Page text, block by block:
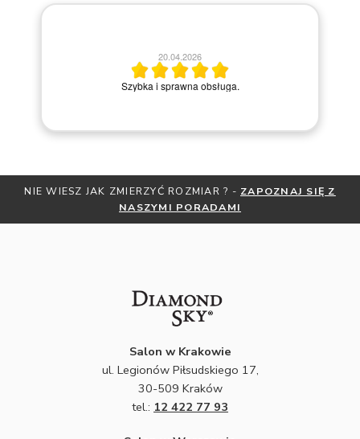
Miły kontakt telefoniczny z pracownikiem sklepu. Krok po
kroku prowadziła przez zakup pierścionka online.
NIE WIESZ JAK ZMIERZYĆ ROZMIAR ? -ZAPOZNAJ SIĘ Z
NASZYMI PORADAMI
Salon w Krakowie
ul. Legionów Piłsudskiego 17,
30-509 Kraków
tel.: 12 422 77 93